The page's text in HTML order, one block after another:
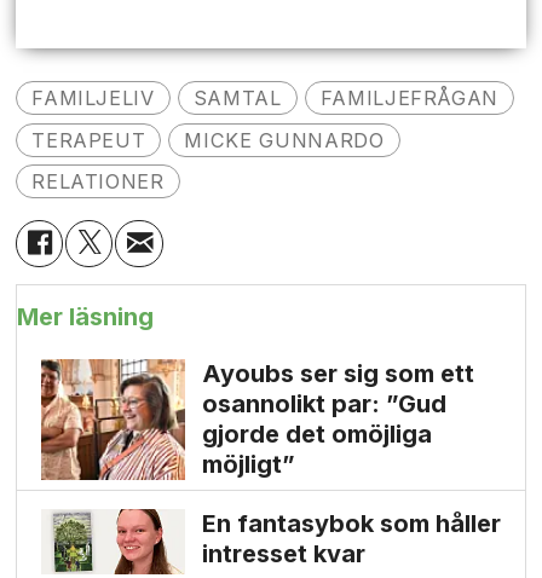
FAMILJELIV SAMTAL
FAMILJEFRÅGAN
TERAPEUT
MICKE GUNNARDO
RELATIONER
Mer läsning
Ayoubs ser sig som ett
osannolikt par: ”Gud
gjorde det omöjliga
möjligt”
En fantasybok som håller
intresset kvar